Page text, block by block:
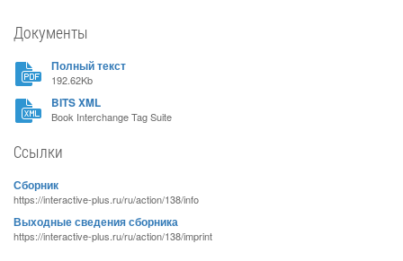
Документы
Полный текст
192.62Kb
BITS XML
Book Interchange Tag Suite
Ссылки
Сборник
https://interactive-plus.ru/ru/action/138/info
Выходные сведения сборника
https://interactive-plus.ru/ru/action/138/imprint